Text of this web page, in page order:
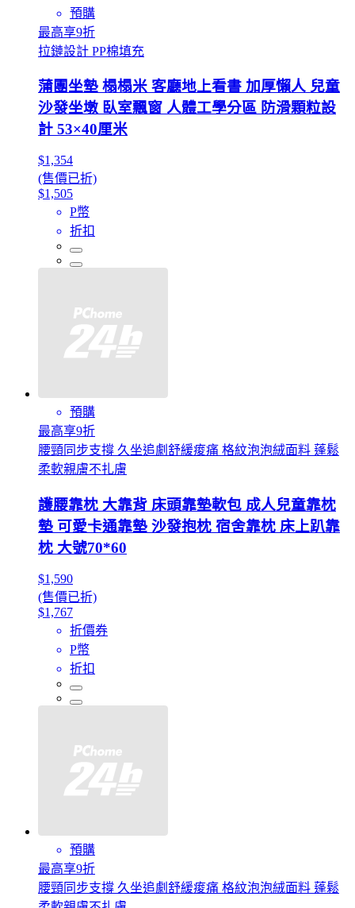
預購
最高享9折
拉鏈設計 PP棉填充
蒲團坐墊 榻榻米 客廳地上看書 加厚懶人 兒童
沙發坐墩 臥室飄窗 人體工學分區 防滑顆粒設
計 53×40厘米
$1,354
(售價已折)
$1,505
P幣
折扣
預購
最高享9折
腰頸同步支撐 久坐追劇舒緩痠痛 格紋泡泡絨面料 蓬鬆
柔軟親膚不扎膚
護腰靠枕 大靠背 床頭靠墊軟包 成人兒童靠枕
墊 可愛卡通靠墊 沙發抱枕 宿舍靠枕 床上趴靠
枕 大號70*60
$1,590
(售價已折)
$1,767
折價券
P幣
折扣
預購
最高享9折
腰頸同步支撐 久坐追劇舒緩痠痛 格紋泡泡絨面料 蓬鬆